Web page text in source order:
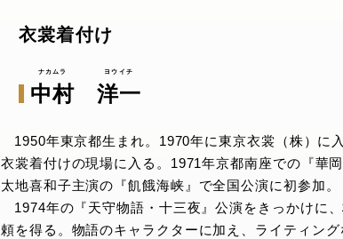
衣裳着付け
中村 洋一
1950年東京都生まれ。1970年に東京衣裳（株）に
衣裳着付けの現場に入る。1971年京都南座での『華
太地喜和子主演の『飢餓海峡』で全国公演に初参加。
1974年の『天守物語・十三夜』公演をきっかけに
頼を得る。物語のキャラクターに加え、ライティン